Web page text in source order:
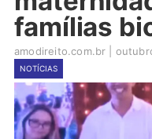
famílias
amodireito.com.br
NOTÍCIAS